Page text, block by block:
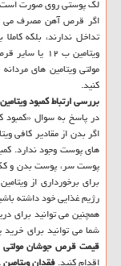
لک پوستی روی صورت
اگر قرص آهن مصرف می
تداخل ندارند، بلکه
ویتامین ب ۱۲ یا سایر قرص ها مانند
مولتی ویتامین های
کنید.
بررسی ارتباط کمبود ویتامین C و ایجاد لک روی صورت
در پاسخ به سوال
اگر بدن از مقادیر کافی
های پوست وجود ندارد.
پوست سر، پوست بدن و
برای برخورداری از
رژیم غذایی خود داشته
همچنین می توانید برای
شما می توانید برای
قیمت قرص جوشان مولتی